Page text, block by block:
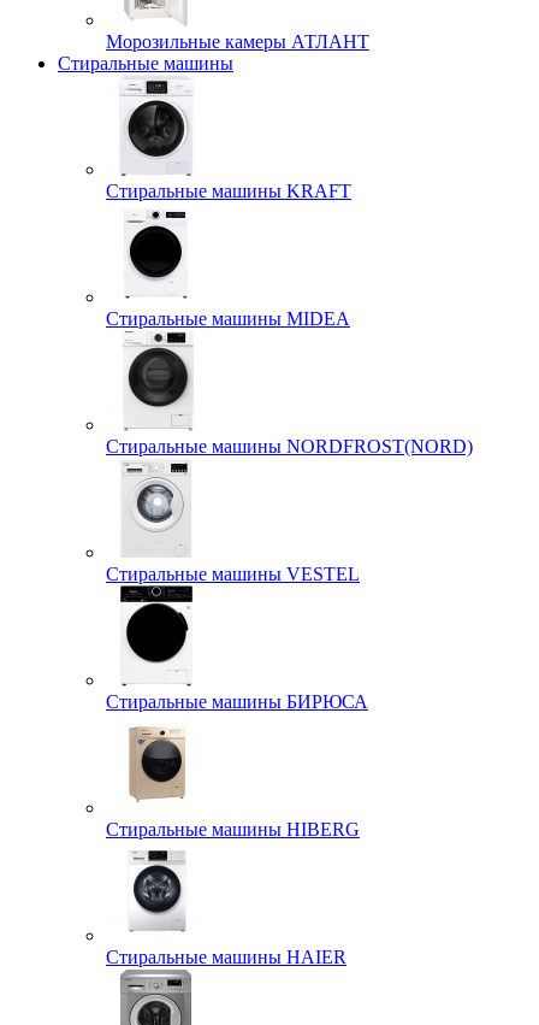
Морозильные камеры АТЛАНТ
Стиральные машины
Стиральные машины KRAFT
Стиральные машины MIDEA
Стиральные машины NORDFROST(NORD)
Стиральные машины VESTEL
Стиральные машины БИРЮСА
Стиральные машины HIBERG
Стиральные машины HAIER